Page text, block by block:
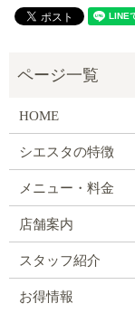
HOME
シエスタの特徴
メニュー・料金
店舗案内
スタッフ紹介
お得情報